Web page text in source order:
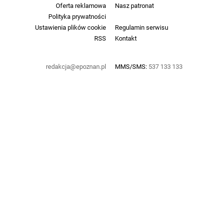
Oferta reklamowa
Nasz patronat
Polityka prywatności
Ustawienia plików cookie
Regulamin serwisu
RSS
Kontakt
redakcja@epoznan.pl MMS/SMS: 537 133 133